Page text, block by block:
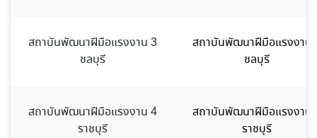
สถาบันพัฒนาฝีมือแรงงาน 3
ชลบุรี
สถาบันพัฒนาฝีมือแรงงาน
ชลบุรี
สถาบันพัฒนาฝีมือแรงงาน 4
ราชบุรี
สถาบันพัฒนาฝีมือแรงงาน
ราชบุรี